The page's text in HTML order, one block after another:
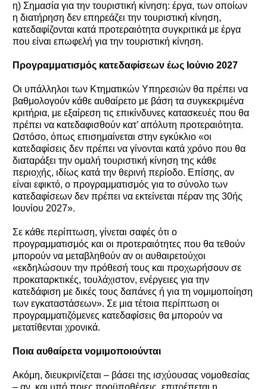
η) Σημασία για την τουριστική κίνηση: έργα, των οποίων
η διατήρηση δεν επηρεάζει την τουριστική κίνηση,
κατεδαφίζονται κατά προτεραιότητα συγκριτικά με έργα
που είναι επωφελή για την τουριστική κίνηση.
Προγραμματισμός κατεδαφίσεων έως Ιούνιο 2027
Οι υπάλληλοι των Κτηματικών Υπηρεσιών θα πρέπει να
βαθμολογούν κάθε αυθαίρετο με βάση τα συγκεκριμένα
κριτήρια, με εξαίρεση τις επικίνδυνες κατασκευές που θα
πρέπει να κατεδαφισθούν κατ’ απόλυτη προτεραιότητα.
Ωστόσο, όπως επισημαίνεται στην εγκύκλιο «οι
κατεδαφίσεις δεν πρέπει να γίνονται κατά χρόνο που θα
διαταράξει την ομαλή τουριστική κίνηση της κάθε
περιοχής, ιδίως κατά την θερινή περίοδο. Επίσης, αν
είναι εφικτό, ο προγραμματισμός για το σύνολο των
κατεδαφίσεων δεν πρέπει να εκτείνεται πέραν της 30ής
Ιουνίου 2027».
Σε κάθε περίπτωση, γίνεται σαφές ότι ο
προγραμματισμός και οι προτεραιότητες που θα τεθούν
μπορούν να μεταβληθούν αν οι αυθαιρετούχοι
«εκδηλώσουν την πρόθεσή τους και προχωρήσουν σε
προκαταρκτικές, τουλάχιστον, ενέργειες για την
κατεδάφιση με δικές τους δαπάνες ή για τη νομιμοποίηση
των εγκαταστάσεων». Σε μια τέτοια περίπτωση οι
προγραμματιζόμενες κατεδαφίσεις θα μπορούν να
μετατίθενται χρονικά.
Ποια αυθαίρετα νομιμοποιούνται
Ακόμη, διευκρινίζεται – βάσει της ισχύουσας νομοθεσίας
– αν, και υπό ποιες προϋποθέσεις, επιτρέπεται η